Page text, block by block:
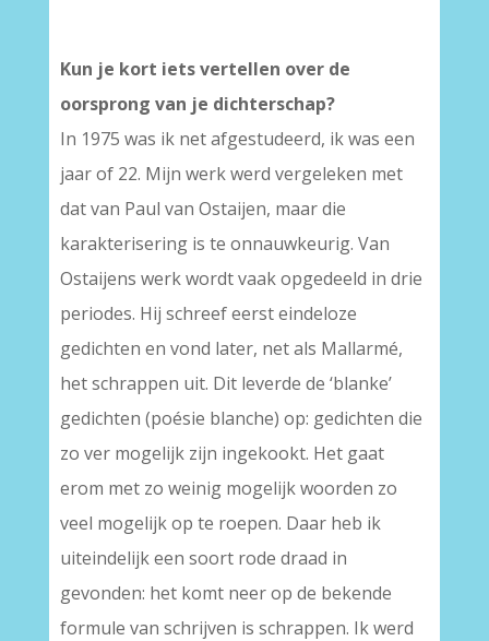
Kun je kort iets vertellen over de
oorsprong van je dichterschap?
In 1975 was ik net afgestudeerd, ik was een
jaar of 22. Mijn werk werd vergeleken met
dat van Paul van Ostaijen, maar die
karakterisering is te onnauwkeurig. Van
Ostaijens werk wordt vaak opgedeeld in drie
periodes. Hij schreef eerst eindeloze
gedichten en vond later, net als Mallarmé,
het schrappen uit. Dit leverde de ‘blanke’
gedichten (poésie blanche) op: gedichten die
zo ver mogelijk zijn ingekookt. Het gaat
erom met zo weinig mogelijk woorden zo
veel mogelijk op te roepen. Daar heb ik
uiteindelijk een soort rode draad in
gevonden: het komt neer op de bekende
formule van schrijven is schrappen. Ik werd